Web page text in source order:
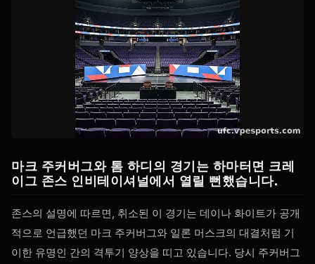
마크 주커버그와 톰 하디의 경기는 하마터면 크레
이그 존스 인비테이셔널에서 열릴 뻔했습니다.
존스의 설명에 따르면, 취소된 이 경기는 데이나 화이트가 공개
적으로 언급했던 마크 주커버그와 일론 머스크의 대결처럼 기
이한 유명인 간의 격투기 양상을 띠고 있습니다. 당시 주커버그